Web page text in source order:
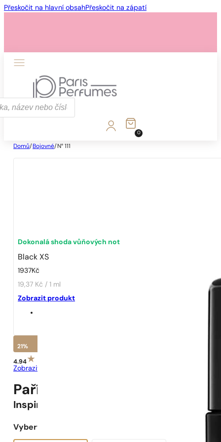
Přeskočit na hlavní obsahPřeskočit na zápatí
0
Domů/ Bojovné/ N° 111
Dokonalá shoda vůňových not
Black XS
1937Kč
19,37 Kč / 1 ml
Zobrazit produkt
21%
4.94
Zobrazit recenze
Pařížské Parfémy N° 111 -
Inspirováno
Vyberte objem: